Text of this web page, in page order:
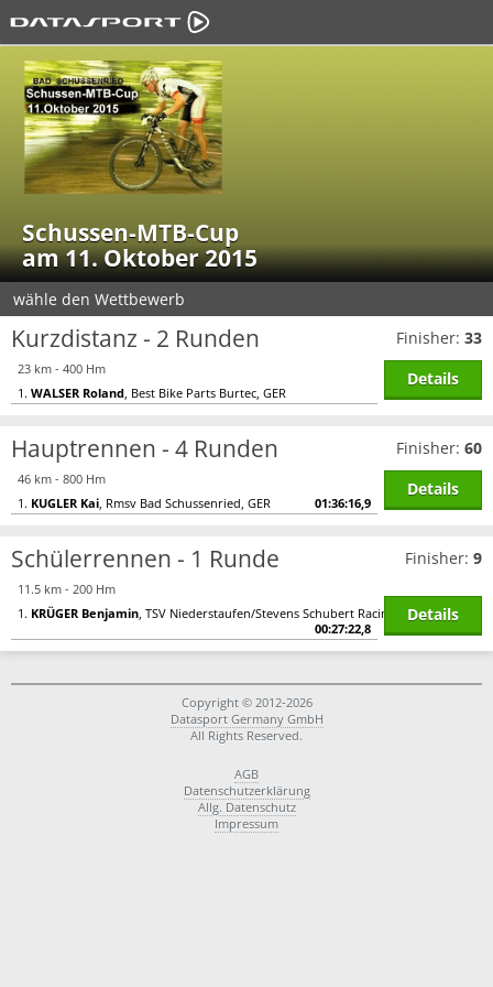
Schussen-MTB-Cup
am 11. Oktober 2015
wähle den Wettbewerb
Kurzdistanz - 2 Runden
23 km - 400 Hm
1. WALSER Roland , Best Bike Parts Burtec, GER
Finisher: 33
Details
Hauptrennen - 4 Runden
46 km - 800 Hm
1. KUGLER Kai , Rmsv Bad Schussenried, GER 01:36:16,9
Finisher: 60
Details
Schülerrennen - 1 Runde
11.5 km - 200 Hm
1. KRÜGER Benjamin , TSV Niederstaufen/Stevens Schubert Racing Team, GER
00:27:22,8
Finisher: 9
Details
Copyright © 2012-2026
Datasport Germany GmbH
All Rights Reserved.
AGB
Datenschutzerklärung
Allg. Datenschutz
Impressum